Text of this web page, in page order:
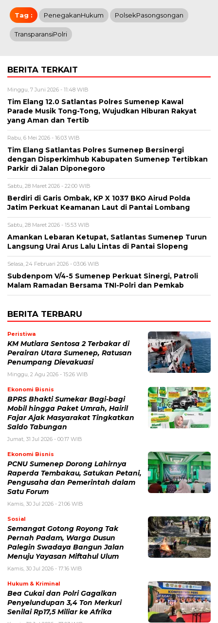
Tag : PenegakanHukum PolsekPasongsongan
TransparansiPolri
BERITA TERKAIT
Minggu, 7 Juni 2026 - 11:48 WIB
Tim Elang 12.0 Satlantas Polres Sumenep Kawal
Parade Musik Tong-Tong, Wujudkan Hiburan Rakyat
yang Aman dan Tertib
Rabu, 6 Mei 2026 - 16:03 WIB
Tim Elang Satlantas Polres Sumenep Bersinergi
dengan Disperkimhub Kabupaten Sumenep Tertibkan
Parkir di Jalan Diponegoro
Sabtu, 28 Maret 2026 - 22:00 WIB
Berdiri di Garis Ombak, KP X 1037 BKO Airud Polda
Jatim Perkuat Keamanan Laut di Pantai Lombang
Sabtu, 28 Maret 2026 - 15:53 WIB
Amankan Lebaran Ketupat, Satlantas Sumenep Turun
Langsung Urai Arus Lalu Lintas di Pantai Slopeng
Selasa, 24 Februari 2026 - 03:06 WIB
Subdenpom V/4-5 Sumenep Perkuat Sinergi, Patroli
Malam Ramadan Bersama TNI-Polri dan Pemkab
BERITA TERBARU
Peristiwa
KM Mutiara Sentosa 2 Terbakar di
Perairan Utara Sumenep, Ratusan
Penumpang Dievakuasi
Minggu, 2 Agu 2026 - 15:26 WIB
Ekonomi Bisnis
BPRS Bhakti Sumekar Bagi-bagi
Mobil hingga Paket Umrah, Hairil
Fajar Ajak Masyarakat Tingkatkan
Saldo Tabungan
Jumat, 31 Jul 2026 - 00:17 WIB
Ekonomi Bisnis
PCNU Sumenep Dorong Lahirnya
Raperda Tembakau, Satukan Petani,
Pengusaha dan Pemerintah dalam
Satu Forum
Kamis, 30 Jul 2026 - 21:06 WIB
Sosial
Semangat Gotong Royong Tak
Pernah Padam, Warga Dusun
Palegin Swadaya Bangun Jalan
Menuju Yayasan Miftahul Ulum
Kamis, 30 Jul 2026 - 17:16 WIB
Hukum & Kriminal
Bea Cukai dan Polri Gagalkan
Penyelundupan 3,4 Ton Merkuri
Senilai Rp17,5 Miliar ke Afrika